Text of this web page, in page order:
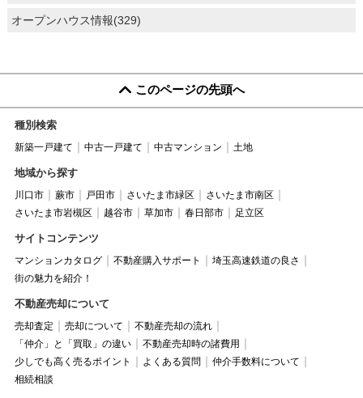
オープンハウス情報(329)
このページの先頭へ
種別検索
新築一戸建て 中古一戸建て 中古マンション 土地
地域から探す
川口市 蕨市 戸田市 さいたま市緑区
さいたま市南区
さいたま市岩槻区
越谷市 草加市 春日部市 足立区
サイトコンテンツ
マンションカタログ 不動産購入サポート
埼玉高速鉄道の良さ
街の魅力を紹介！
不動産売却について
売却査定 売却について
不動産売却の流れ
「仲介」と「買取」の違い
不動産売却時の諸費用
少しでも高く売るポイント
よくある質問
仲介手数料について
相続相談